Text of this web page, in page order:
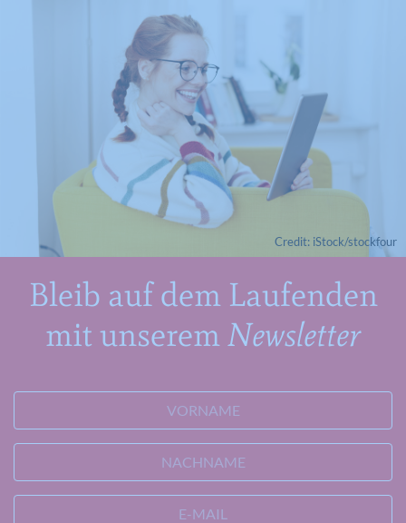
Credit: iStock/stockfour
Bleib auf dem Laufenden
mit unseremNewsletter
VORNAME
NACHNAME
E-MAIL